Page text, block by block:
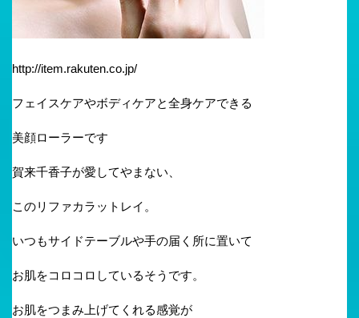
http://item.rakuten.co.jp/
フェイスケアやボディケアと全身ケアできる
美顔ローラーです
賀来千香子が愛してやまない、
このリファカラットレイ。
いつもサイドテーブルや手の届く所に置いて
お肌をコロコロしているそうです。
お肌をつまみ上げてくれる感覚が